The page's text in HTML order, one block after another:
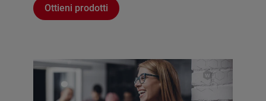
Ottieni prodotti